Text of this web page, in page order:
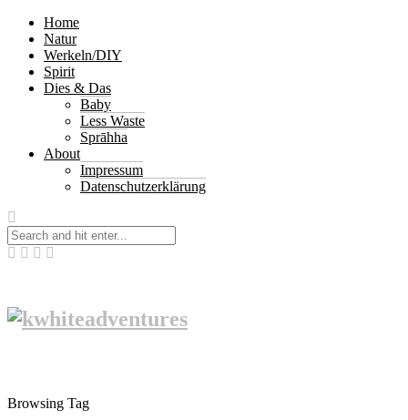
Home
Natur
Werkeln/DIY
Spirit
Dies & Das
Baby
Less Waste
Sprāhha
About
Impressum
Datenschutzerklärung
Browsing Tag